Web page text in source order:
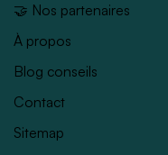
🤝 Nos partenaires
À propos
Blog conseils
Contact
Sitemap